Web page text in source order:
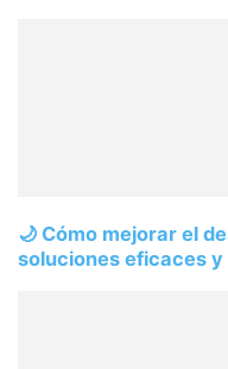
🌙 Cómo mejorar el
soluciones eficaces